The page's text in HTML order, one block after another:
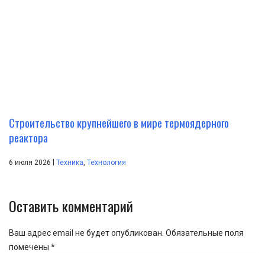
Строительство крупнейшего в мире термоядерного
реактора
6 июля 2026 Техника, Технология
Оставить комментарий
Ваш адрес email не будет опубликован. Обязательные поля
помечены *